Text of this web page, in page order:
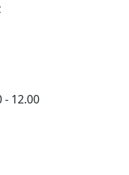
- 12.00